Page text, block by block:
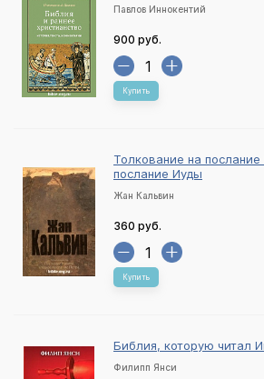
Павлов Иннокентий
900 руб.
Купить
Толкование на
послание Иуды
Жан Кальвин
360 руб.
Купить
Библия, которую читал
Филипп Янси